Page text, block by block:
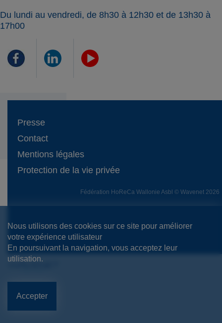
Nous utilisons des cookies sur ce site pour améliorer
votre expérience utilisateur
En poursuivant la navigation, vous acceptez leur
utilisation.
Accepter
Du lundi au vendredi, de 8h30 à 12h30 et de 13h30 à
17h00
Presse
Contact
Mentions légales
Protection de la vie privée
Fédération HoReCa Wallonie Asbl © Wavenet 2026